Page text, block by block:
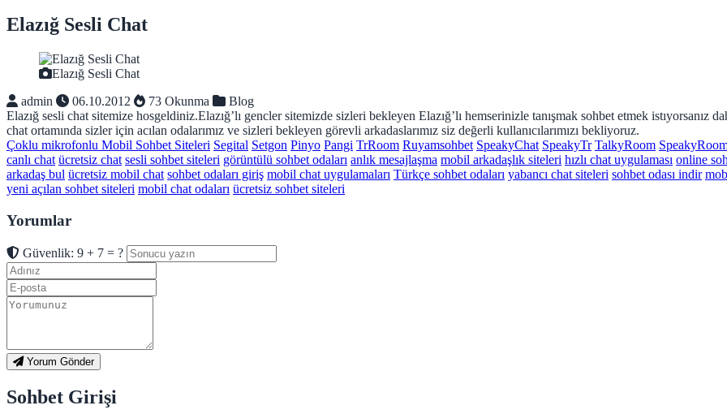
Elazığ Sesli Chat
Elazığ Sesli Chat
admin
06.10.2012 73 Okunma
Blog
Elazığ sesli chat sitemize hosgeldiniz.Elazığ’lı gencler sitemizde sizleri bekleyen Elazığ’lı hemserinizle tanışmak sohbet etmek istıyorsanız
chat ortamında sizler için acılan odalarımız ve sizleri bekleyen görevli arkadaslarımız siz değerli kullanıcılarımızı bekliyoruz.
Çoklu mikrofonlu Mobil Sohbet Siteleri Segital Setgon Pinyo Pangi TrRoom Ruyamsohbet SpeakyChat SpeakyTr TalkyRoom
canlı chat ücretsiz chat sesli sohbet siteleri görüntülü sohbet odaları anlık mesajlaşma mobil arkadaşlık siteleri hızlı chat uygulaması online
arkadaş bul ücretsiz mobil chat sohbet odaları giriş mobil chat uygulamaları Türkçe sohbet odaları yabancı chat siteleri sohbet odası indir
yeni açılan sohbet siteleri mobil chat odaları ücretsiz sohbet siteleri
Yorumlar
Güvenlik: 9 + 7 = ?
Yorum Gönder
Sohbet Girişi